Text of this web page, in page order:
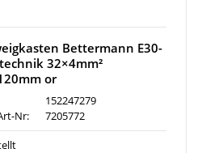
Bettermann E30-
32×4mm²
or
152247279
Nr:
7205772